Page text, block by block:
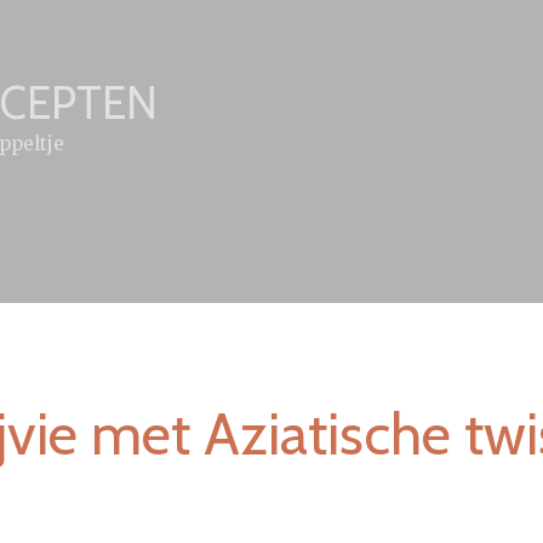
met Aziatische